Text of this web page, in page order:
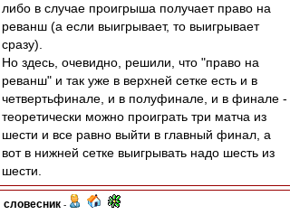
либо в случае проигрыша получает право на
реванш (а если выигрывает, то выигрывает
сразу).
Но здесь, очевидно, решили, что "право на
реванш" и так уже в верхней сетке есть и в
четвертьфинале, и в полуфинале, и в финале -
теоретически можно проиграть три матча из
шести и все равно выйти в главный финал, а
вот в нижней сетке выигрывать надо шесть из
шести.
словесник -